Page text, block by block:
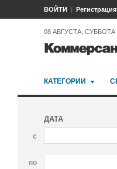
ВОЙТИ Регистрация
08 АВГУСТА, СУББОТА
КАТЕГОРИИ
ДАТА
с
по